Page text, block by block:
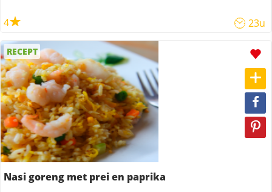
4 23u
RECEPT
Nasi goreng met prei en paprika